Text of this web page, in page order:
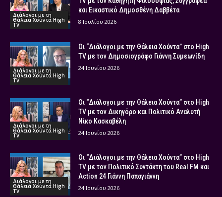
Διάλογοι με τη
Θάλεια Χούντα High
TV
και Εικαστικό Δημοσθένη Δαββέτα
8 Ιουλίου 2026
Διάλογοι με τη
Θάλεια Χούντα High
TV
Οι “Διάλογοι με την Θάλεια Χούντα” στο High
TV με τον Δημοσιογράφο Γιάννη Συμεωνίδη
24 Ιουνίου 2026
Διάλογοι με τη
Θάλεια Χούντα High
TV
Οι “Διάλογοι με την Θάλεια Χούντα” στο High
TV με τον Δικηγόρο και Πολιτικό Αναλυτή
Νίκο Κασκαβέλη
24 Ιουνίου 2026
Διάλογοι με τη
Θάλεια Χούντα High
TV
Οι “Διάλογοι με την Θάλεια Χούντα” στο High
TV με τον Πολιτικό Συντάκτη του Real FM και
Action 24 Γιάννη Παπαγιάννη
24 Ιουνίου 2026